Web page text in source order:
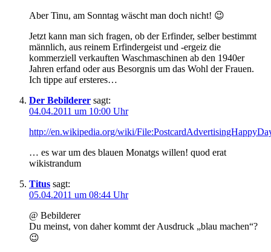
Aber Tinu, am Sonntag wäscht man doch nicht! 😉
Jetzt kann man sich fragen, ob der Erfinder, selber bestimmt
männlich, aus reinem Erfindergeist und -ergeiz die
kommerziell verkauften Waschmaschinen ab den 1940er
Jahren erfand oder aus Besorgnis um das Wohl der Frauen.
Ich tippe auf ersteres…
Der Bebilderer sagt:
04.04.2011 um 10:00 Uhr
http://en.wikipedia.org/wiki/
… es war um des blauen Monatgs willen! quod erat
wikistrandum
Titus sagt:
05.04.2011 um 08:44 Uhr
@ Bebilderer
Du meinst, von daher kommt der Ausdruck „blau machen“?
😉